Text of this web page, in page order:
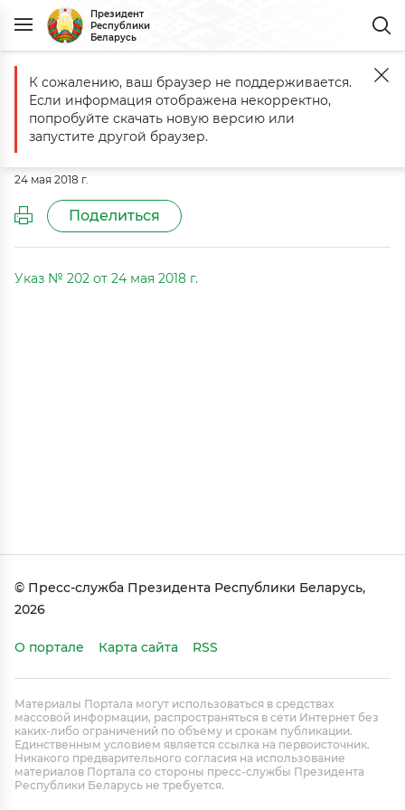
Президент
Республики
Беларусь
Главная Документы О службе «одно окно»
О службе «одно окно»
Указ № 202 от 24 мая 2018 г.
24 мая 2018 г.
Поделиться
Указ № 202 от 24 мая 2018 г.
© Пресс-служба Президента Республики Беларусь,
2026
О портале Карта сайта RSS
Материалы Портала могут использоваться в средствах
массовой информации, распространяться в сети Интернет без
каких-либо ограничений по объему и срокам публикации.
Единственным условием является ссылка на первоисточник.
Никакого предварительного согласия на использование
материалов Портала со стороны пресс-службы Президента
Республики Беларусь не требуется.
К сожалению, ваш браузер не поддерживается.
Если информация отображена некорректно,
попробуйте скачать новую версию или
запустите другой браузер.